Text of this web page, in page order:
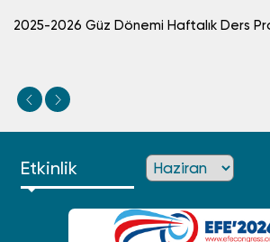
2025-2026 Güz Dönemi Haftalık Ders
Etkinlik